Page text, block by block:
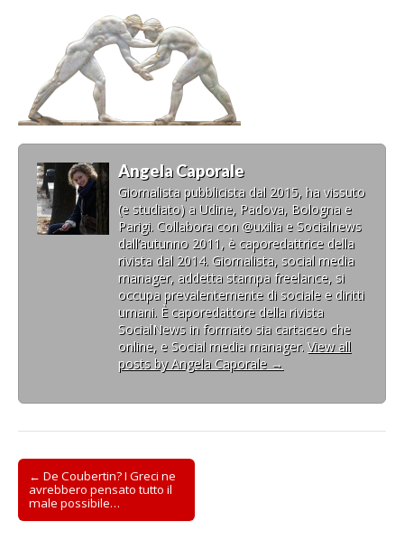
Angela Caporale
Giornalista pubblicista dal 2015, ha vissuto
(e studiato) a Udine, Padova, Bologna e
Parigi. Collabora con @uxilia e Socialnews
dall’autunno 2011, è caporedattrice della
rivista dal 2014. Giornalista, social media
manager, addetta stampa freelance, si
occupa prevalentemente di sociale e diritti
umani. È caporedattore della rivista
SocialNews in formato sia cartaceo che
online, e Social media manager. View all
posts by Angela Caporale →
Post
navigation
← De Coubertin? I Greci ne
avrebbero pensato tutto il
male possibile…